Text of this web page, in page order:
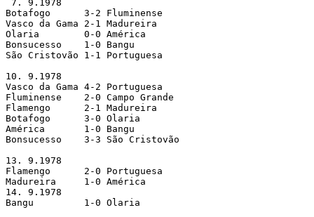
7. 9.1978
Botafogo      3-2 Fluminense
Vasco da Gama 2-1 Madureira
Olaria        0-0 América
Bonsucesso    1-0 Bangu
São Cristovão 1-1 Portuguesa
10. 9.1978
Vasco da Gama 4-2 Portuguesa
Fluminense    2-0 Campo Grande
Flamengo      2-1 Madureira
Botafogo      3-0 Olaria
América       1-0 Bangu
Bonsucesso    3-3 São Cristovão
13. 9.1978
Flamengo      2-0 Portuguesa
Madureira     1-0 América
14. 9.1978
Bangu         1-0 Olaria